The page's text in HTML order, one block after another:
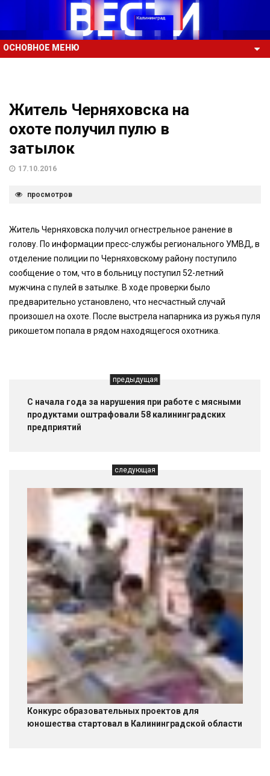
ОСНОВНОЕ МЕНЮ
Житель Черняховска на
охоте получил пулю в
затылок
17.10.2016
просмотров
Житель Черняховска получил огнестрельное ранение в
голову. По информации пресс-службы регионального УМВД, в
отделение полиции по Черняховскому району поступило
сообщение о том, что в больницу поступил 52-летний
мужчина с пулей в затылке. В ходе проверки было
предварительно установлено, что несчастный случай
произошел на охоте. После выстрела напарника из ружья пуля
рикошетом попала в рядом находящегося охотника.
предыдущая
С начала года за нарушения при работе с мясными
продуктами оштрафовали 58 калининградских
предприятий
следующая
Конкурс образовательных проектов для
юношества стартовал в Калининградской области